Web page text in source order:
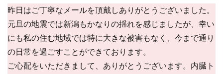
昨日はご丁寧なメールを頂戴しありがとうございました。
元旦の地震では新潟もかなりの揺れを感じましたが、幸い
にも私の住む地域では特に大きな被害もなく、今まで通り
の日常を過ごすことができております。
ご心配をいただきまして、ありがとうございます。内臓ト